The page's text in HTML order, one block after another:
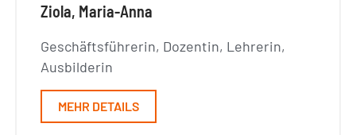
Ziola, Maria-Anna
Geschäftsführerin, Dozentin, Lehrerin,
Ausbilderin
MEHR DETAILS